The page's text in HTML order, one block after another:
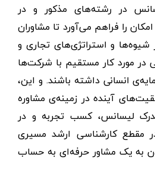
در رشته‌های مذکور و در
را فراهم می‌آورد تا مشاوران
شیوه‌ها و استراتژی‌های تجاری و
مورد کار مستقیم با شرکت‌ها
انسانی داشته باشند. و این،
آینده در زمینه‌ی مشاوره
لیسانس، کسب تجربه و در
مقطع کارشناسی ارشد مسیری
به یک مشاور حرفه‌ای به حساب